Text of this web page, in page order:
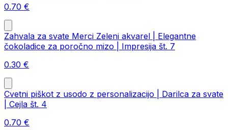
0.70 €
Zahvala za svate Merci Zeleni akvarel | Elegantne
čokoladice za poročno mizo | Impresija št. 7
0.30 €
Cvetni piškot z usodo z personalizacijo | Darilca za svate
| Cejla št. 4
0.70 €